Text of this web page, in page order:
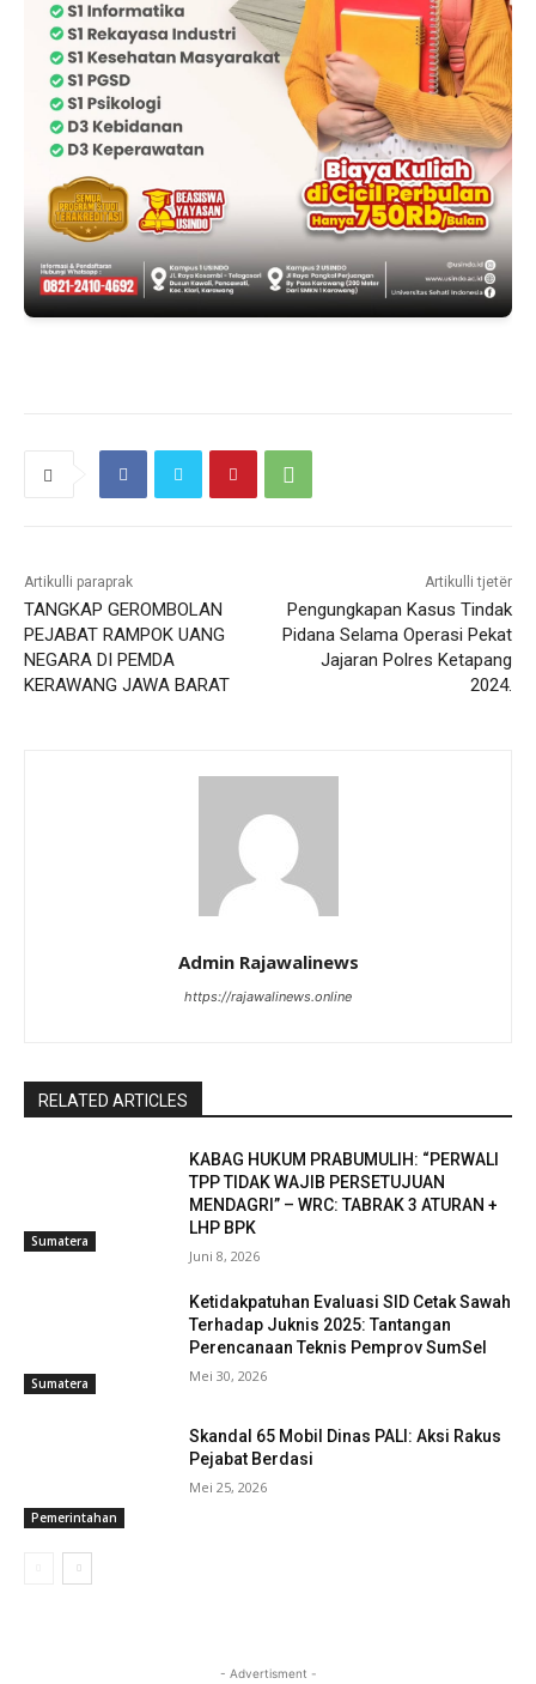
Artikulli paraprak
TANGKAP GEROMBOLAN
PEJABAT RAMPOK UANG
NEGARA DI PEMDA
KERAWANG JAWA BARAT
Artikulli tjetër
Pengungkapan Kasus Tindak
Pidana Selama Operasi Pekat
Jajaran Polres Ketapang
2024.
Admin Rajawalinews
https://rajawalinews.online
RELATED ARTICLES
Sumatera
KABAG HUKUM PRABUMULIH: “PERWALI
TPP TIDAK WAJIB PERSETUJUAN
MENDAGRI” – WRC: TABRAK 3 ATURAN +
LHP BPK
Juni 8, 2026
Sumatera
Ketidakpatuhan Evaluasi SID Cetak Sawah
Terhadap Juknis 2025: Tantangan
Perencanaan Teknis Pemprov SumSel
Mei 30, 2026
Pemerintahan
Skandal 65 Mobil Dinas PALI: Aksi Rakus
Pejabat Berdasi
Mei 25, 2026
- Advertisment -